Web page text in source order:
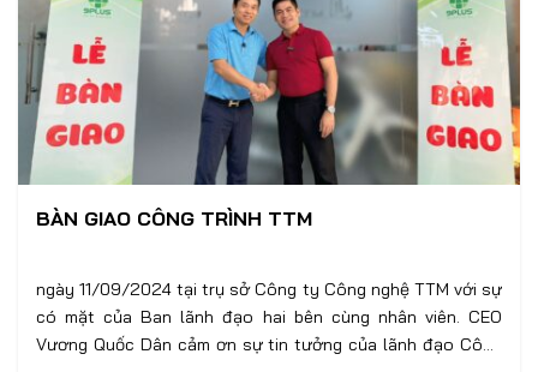
BÀN GIAO CÔNG TRÌNH TTM
ngày 11/09/2024 tại trụ sở Công ty Công nghệ TTM với sự
có mặt của Ban lãnh đạo hai bên cùng nhân viên. CEO
Vương Quốc Dân cảm ơn sự tin tưởng của lãnh đạo Công